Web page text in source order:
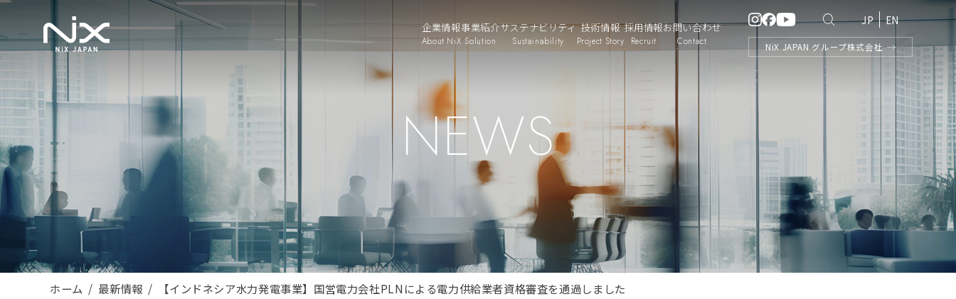
企業情報
About NiX
事業紹介
Solution
サステナビリティ
Sustainability
技術情報
Project Story
採用情報
Recruit
お問い合わせ
Contact
EN
JP
NiX JAPAN グループ株式会社
NEWS
ホーム 最新情報 【インドネシア水力発電事業】国営電力会社PLNによる電力供給業者資格審査を通過しました